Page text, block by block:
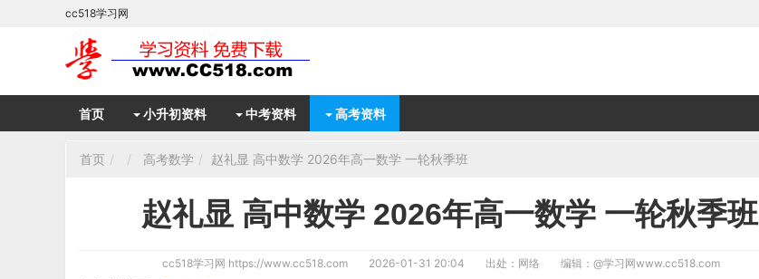
cc518学习网
首页 小升初资料 中考资料 高考资料
首页 高考数学 赵礼显 高中数学 2026年高一数学 一轮秋季班
赵礼显 高中数学 2026年高一数学 一轮秋季班
cc518学习网 https://www.cc518.com 2026-01-31 20:04 出处：网络 编辑： @学习网www.cc518.com